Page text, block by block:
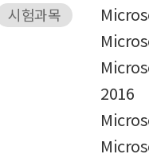
시험과목
2016